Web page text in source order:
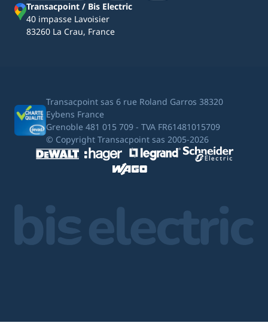
Transacpoint / Bis Electric
40 impasse Lavoisier
83260 La Crau, France
Transacpoint sas 6 rue Roland Garros 38320
Eybens France
Grenoble 481 015 709 - TVA FR61481015709
© Copyright Transacpoint sas 2005-2026